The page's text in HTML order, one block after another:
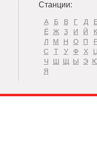
Станции:
А Б В Г Д
Ё
Ж З И Й
К
Л
М Н О П
С
Т У Ф Х
Ч
Ш Щ Ы Э
Я